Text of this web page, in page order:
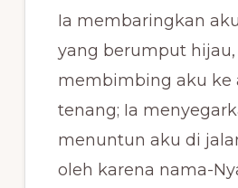
Ia membaringkan
yang berumput hijau,
membimbing aku ke
tenang; Ia
menuntun aku di
oleh karena nama-